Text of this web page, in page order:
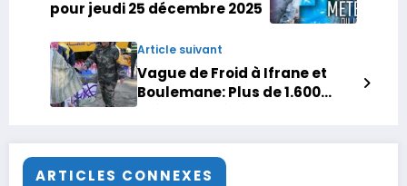
pour jeudi 25 décembre 2025
Article suivant
Vague de Froid à Ifrane et
Boulemane: Plus de 1.600
Mohammed V pour la
solidarité
ARTICLES CONNEXES